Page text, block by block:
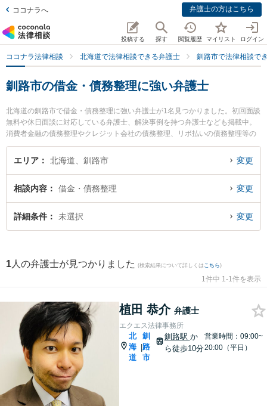
ココナラへ 弁護士の方はこちら
投稿する 探す 閲覧履歴 マイリスト ログイン
ココナラ法律相談 北海道で法律相談できる弁護士 釧路市で法律相談で
釧路市の借金・債務整理に強い弁護士
北海道の釧路市で借金・債務整理に強い弁護士が1名見つかりました。初回面談
無料や休日面談に対応している弁護士、解決事例を持つ弁護士なども掲載中。
消費者金融の債務整理やクレジット会社の債務整理、リボ払いの債務整理等の
細かな分野での絞り込み検索もでき便利です。特にエクエス法律事務所の植田
恭介弁護士のプロフィール情報や弁護士費用、強みなどが注目されています。
検索したい』『初回相談無料で借金・債務整理を法律相談できる釧路市内の弁
護士に相談予約したい』などでお困りの相談者さんにおすすめです。
エリア 北海道、釧路市 変更
相談内容 借金・債務整理 変更
詳細条件 未選択 変更
1 人の弁護士が見つかりました (検索結果について詳しくは こちら)
1件中 1-1件を表示
植田 恭介 弁護士
エクエス法律事務所
北
海
道
|
釧
路
市
釧路駅 か
ら徒歩10分
営業時間：09:00~
20:00（平日）